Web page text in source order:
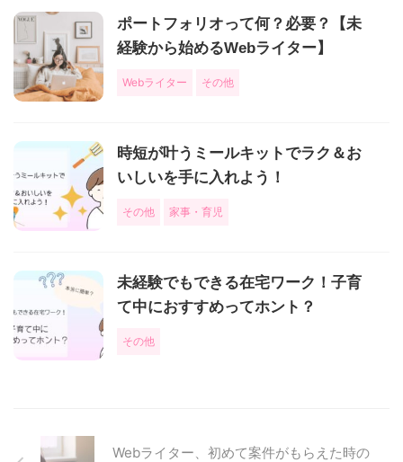
ポートフォリオって何？必要？【未
経験から始めるWebライター】
Webライター その他
時短が叶うミールキットでラク＆お
いしいを手に入れよう！
その他 家事・育児
未経験でもできる在宅ワーク！子育
て中におすすめってホント？
その他
Webライター、初めて案件がもらえた時の